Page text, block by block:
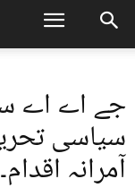
جے اے اے
سیاسی
آمرانہ